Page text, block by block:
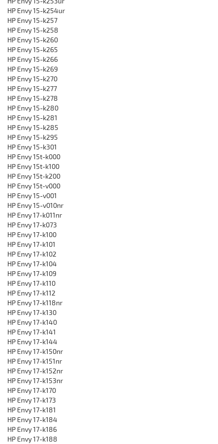
HP Envy 15-k254ur
HP Envy 15-k257
HP Envy 15-k258
HP Envy 15-k260
HP Envy 15-k265
HP Envy 15-k266
HP Envy 15-k269
HP Envy 15-k270
HP Envy 15-k277
HP Envy 15-k278
HP Envy 15-k280
HP Envy 15-k281
HP Envy 15-k285
HP Envy 15-k295
HP Envy 15-k301
HP Envy 15t-k000
HP Envy 15t-k100
HP Envy 15t-k200
HP Envy 15t-v000
HP Envy 15-v001
HP Envy 15-v010nr
HP Envy 17-k011nr
HP Envy 17-k073
HP Envy 17-k100
HP Envy 17-k101
HP Envy 17-k102
HP Envy 17-k104
HP Envy 17-k109
HP Envy 17-k110
HP Envy 17-k112
HP Envy 17-k118nr
HP Envy 17-k130
HP Envy 17-k140
HP Envy 17-k141
HP Envy 17-k144
HP Envy 17-k150nr
HP Envy 17-k151nr
HP Envy 17-k152nr
HP Envy 17-k153nr
HP Envy 17-k170
HP Envy 17-k173
HP Envy 17-k181
HP Envy 17-k184
HP Envy 17-k186
HP Envy 17-k188